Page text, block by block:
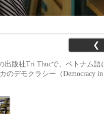
❮
出版社Tri Thucで、ベトナム
のデモクラシー（Democracy